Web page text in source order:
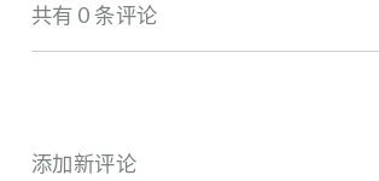
共有 0 条评论
添加新评论